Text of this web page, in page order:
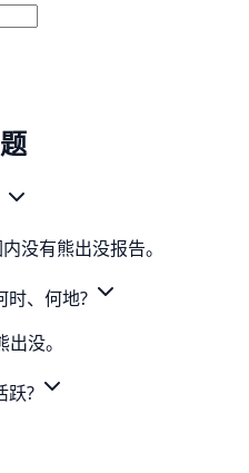
没有熊出没报告。
时、何地?
没。
跃?